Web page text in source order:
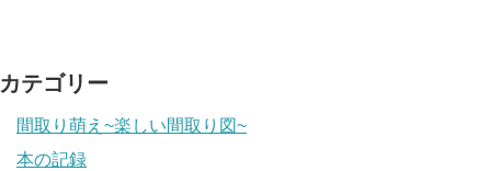
カテゴリー
間取り萌え~楽しい間取り図~
本の記録